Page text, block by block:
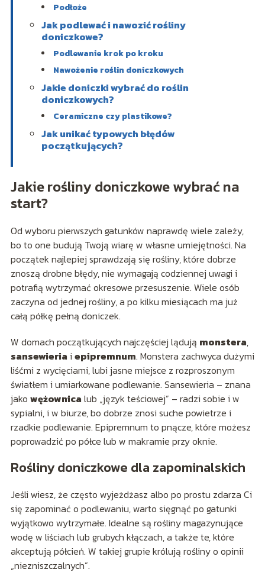
Podłoże
Jak podlewać i nawozić rośliny
doniczkowe?
Podlewanie krok po kroku
Nawożenie roślin doniczkowych
Jakie doniczki wybrać do roślin
doniczkowych?
Ceramiczne czy plastikowe?
Jak unikać typowych błędów
początkujących?
Jakie rośliny doniczkowe wybrać na
start?
Od wyboru pierwszych gatunków naprawdę wiele zależy,
bo to one budują Twoją wiarę w własne umiejętności. Na
początek najlepiej sprawdzają się rośliny, które dobrze
znoszą drobne błędy, nie wymagają codziennej uwagi i
potrafią wytrzymać okresowe przesuszenie. Wiele osób
zaczyna od jednej rośliny, a po kilku miesiącach ma już
całą półkę pełną doniczek.
W domach początkujących najczęściej lądują monstera,
sansewieria i epipremnum. Monstera zachwyca dużymi
liśćmi z wycięciami, lubi jasne miejsce z rozproszonym
światłem i umiarkowane podlewanie. Sansewieria – znana
jako wężownica lub „język teściowej” – radzi sobie i w
sypialni, i w biurze, bo dobrze znosi suche powietrze i
rzadkie podlewanie. Epipremnum to pnącze, które możesz
poprowadzić po półce lub w makramie przy oknie.
Rośliny doniczkowe dla zapominalskich
Jeśli wiesz, że często wyjeżdżasz albo po prostu zdarza Ci
się zapominać o podlewaniu, warto sięgnąć po gatunki
wyjątkowo wytrzymałe. Idealne są rośliny magazynujące
wodę w liściach lub grubych kłączach, a także te, które
akceptują półcień. W takiej grupie królują rośliny o opinii
„niezniszczalnych”.